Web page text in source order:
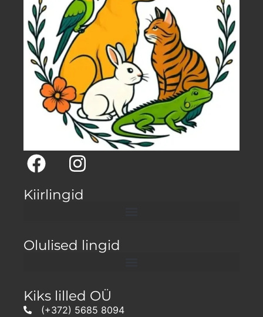
Kiirlingid
Olulised lingid
Kiks lilled OÜ
(+372) 5685 8094